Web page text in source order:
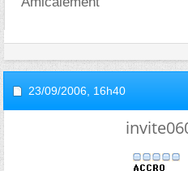
23/09/2006, 16h40